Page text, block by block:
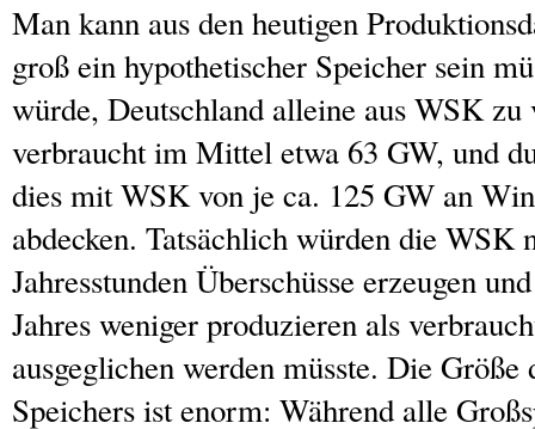
Man kann aus den heutigen
groß ein hypothetischer Speicher sein
würde, Deutschland alleine aus WSK zu
verbraucht im Mittel etwa 63 GW, und
dies mit WSK von je ca. 125 GW an
abdecken. Tatsächlich würden die WSK
Jahresstunden Überschüsse erzeugen
Jahres weniger produzieren als
ausgeglichen werden müsste. Die Größe
Speichers ist enorm: Während alle